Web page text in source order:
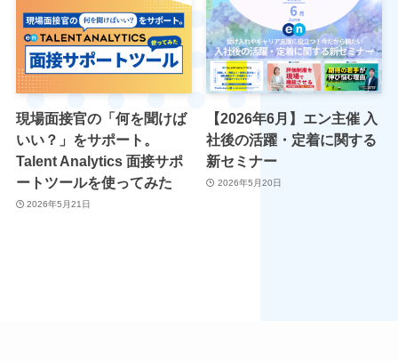
現場面接官の「何を聞けば
いい？」をサポート。
Talent Analytics 面接サポ
ートツールを使ってみた
2026年5月21日
【2026年6月】エン主催 入
社後の活躍・定着に関する
新セミナー
2026年5月20日